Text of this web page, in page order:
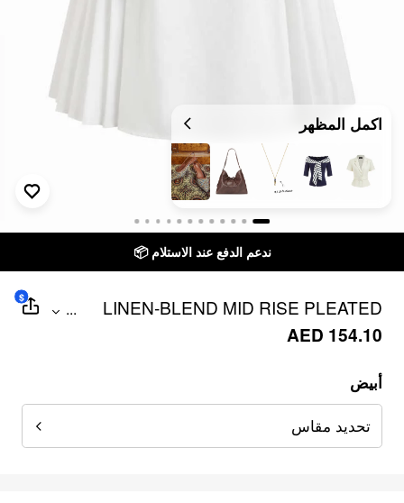
اكمل المظهر
ندعم الدفع عند الاستلام 📦
LINEN-BLEND MID RISE PLEATED
METAL DETAIL A-LINE MIDI SKIRT
...
AED 154.10
$
أبيض
تحديد مقاس